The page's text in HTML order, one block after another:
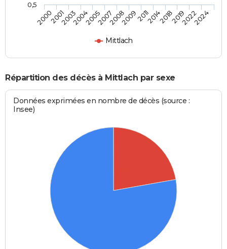
Mittlach
20002001200320042005200720082009201120142018201920222024
0,5
Répartition des décès à Mittlach par sexe
Données exprimées en nombre de décès (source :
Insee)